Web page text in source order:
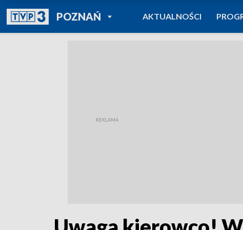
POZNAŃPOWRÓT DO
TVP REGIONY
AKTUALNOŚCI